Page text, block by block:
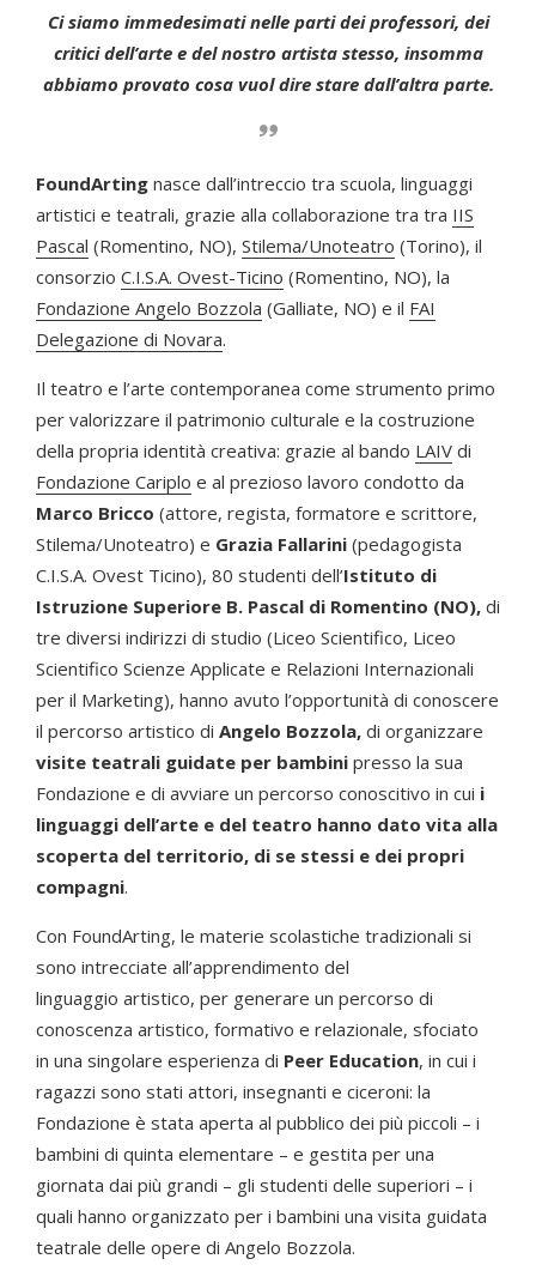
Ci siamo immedesimati nelle parti dei professori, dei
critici dell’arte e del nostro artista stesso, insomma
abbiamo provato cosa vuol dire stare dall’altra parte.
FoundArting nasce dall’intreccio tra scuola, linguaggi
artistici e teatrali, grazie alla collaborazione tra tra IIS
Pascal (Romentino, NO), Stilema/Unoteatro (Torino), il
consorzio C.I.S.A. Ovest-Ticino (Romentino, NO), la
Fondazione Angelo Bozzola (Galliate, NO) e il FAI
Delegazione di Novara.
Il teatro e l’arte contemporanea come strumento primo
per valorizzare il patrimonio culturale e la costruzione
della propria identità creativa: grazie al bando LAIV di
Fondazione Cariplo e al prezioso lavoro condotto da
Marco Bricco (attore, regista, formatore e scrittore,
Stilema/Unoteatro) e Grazia Fallarini (pedagogista
C.I.S.A. Ovest Ticino), 80 studenti dell’Istituto di
Istruzione Superiore B. Pascal di Romentino (NO), di
tre diversi indirizzi di studio (Liceo Scientifico, Liceo
Scientifico Scienze Applicate e Relazioni Internazionali
per il Marketing), hanno avuto l’opportunità di conoscere
il percorso artistico di Angelo Bozzola, di organizzare
visite teatrali guidate per bambini presso la sua
Fondazione e di avviare un percorso conoscitivo in cui i
linguaggi dell’arte e del teatro hanno dato vita alla
scoperta del territorio, di se stessi e dei propri
compagni.
Con FoundArting, le materie scolastiche tradizionali si
sono intrecciate all’apprendimento del
linguaggio artistico, per generare un percorso di
conoscenza artistico, formativo e relazionale, sfociato
in una singolare esperienza di Peer Education, in cui i
ragazzi sono stati attori, insegnanti e ciceroni: la
Fondazione è stata aperta al pubblico dei più piccoli – i
bambini di quinta elementare – e gestita per una
giornata dai più grandi – gli studenti delle superiori – i
quali hanno organizzato per i bambini una visita guidata
teatrale delle opere di Angelo Bozzola.